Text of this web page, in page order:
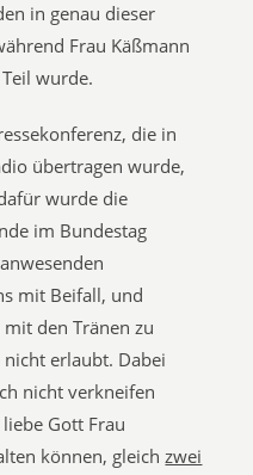
in genau dieser
Frau Käßmann
wurde.
die in
übertragen wurde,
wurde die
im Bundestag
mit Beifall, und
den Tränen zu
erlaubt. Dabei
nicht verkneifen
Gott Frau
können, gleichzwei